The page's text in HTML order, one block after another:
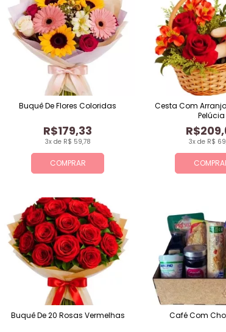
COMPRAR
3x de R$ 59,78
R$179,33
Buquê De Flores Coloridas
3x de R$
Cesta Com Arranjo
Pelúcia
Buquê De 20 Rosas Vermelhas Café Com